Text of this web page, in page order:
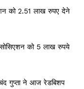
को 2.51 लाख रुपए देने
एसोसिएशन को 5 लाख रुपये
गुप्ता ने आज रेडबिशप